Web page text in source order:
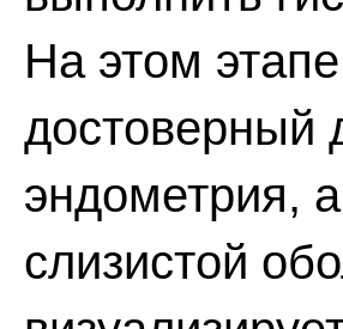
На этом
достоверный
эндометрия,
слизистой